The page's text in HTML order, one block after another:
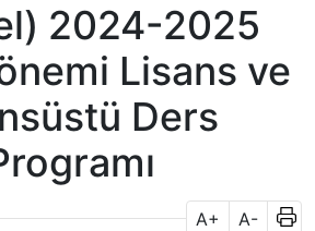
2024-2025
Lisans ve
Ders
A+ A-